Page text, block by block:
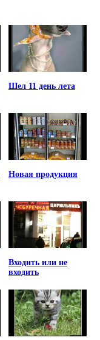
Шел 11 день лета
Новая продукция
Входить или не
входить